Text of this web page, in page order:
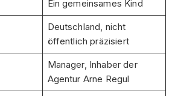
Ein gemeinsames Kind
Deutschland, nicht
öffentlich präzisiert
Manager, Inhaber der
Agentur Arne Regul